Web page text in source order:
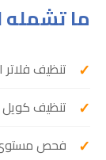
ما تشمله
تنظيف فلاتر
تنظيف كويل
فحص مستوى